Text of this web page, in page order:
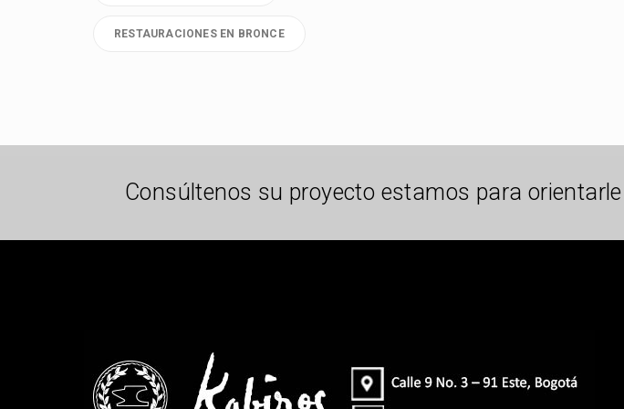
RESTAURACIONES EN BRONCE
Consúltenos su proyecto estamos para orientarle